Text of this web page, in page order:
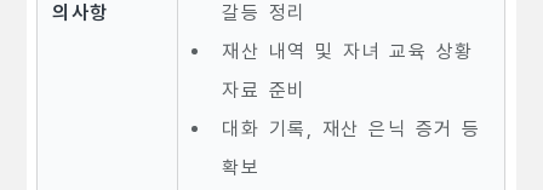
의사항
갈등 정리
재산 내역 및 자녀 교육 상황
자료 준비
대화 기록, 재산 은닉 증거 등
확보